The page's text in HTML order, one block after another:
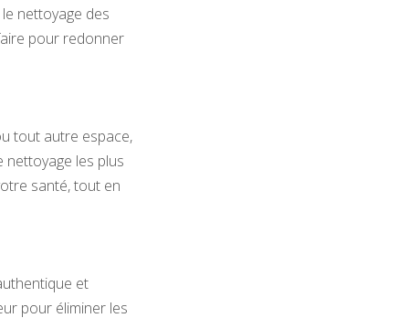
nettoyage des
pour redonner
tout autre espace,
les plus
santé, tout en
et
pour éliminer les